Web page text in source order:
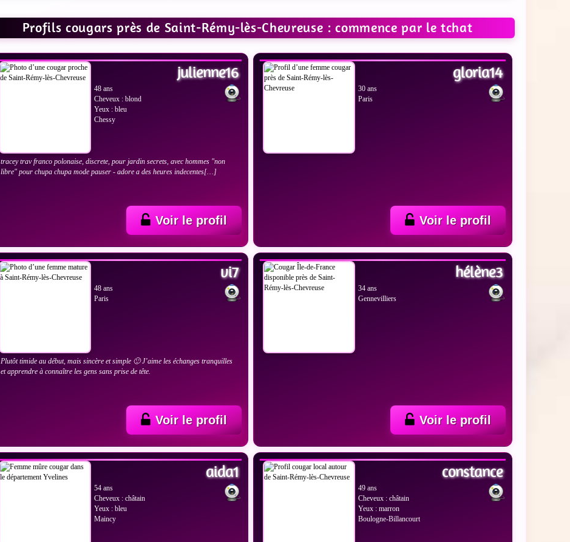
Profils cougars près de Saint-Rémy-lès-Chevreuse : commence par le tchat
VOIR LES PHOTOS
julienne16
48 ans
Cheveux : blond
Yeux : bleu
Chessy
tracey trav franco polonaise, discrete, pour jardin secrets, avec hommes "non
libre" pour chupa chupa mode pauser - adore a des heures indecentes[…]
Voir le profil
gloria14
30 ans
Paris
Voir le profil
vi7
48 ans
Paris
Plutôt timide au début, mais sincère et simple 🙂 J’aime les échanges tranquilles
et apprendre à connaître les gens sans prise de tête.
Voir le profil
VOIR LES PHOTOS
hélène3
34 ans
Gennevilliers
Voir le profil
aida1
54 ans
Cheveux : châtain
Yeux : bleu
Maincy
constance
49 ans
Cheveux : châtain
Yeux : marron
Boulogne-Billancourt